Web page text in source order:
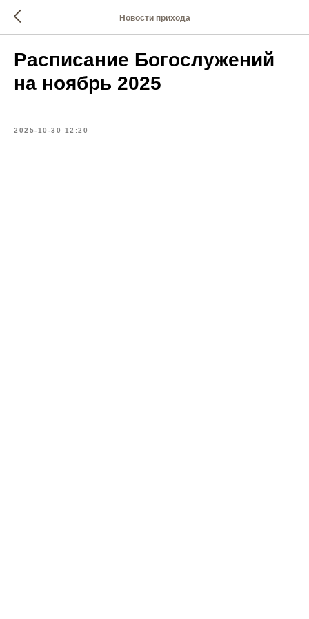
Новости прихода
Расписание Богослужений
на ноябрь 2025
2025-10-30 12:20